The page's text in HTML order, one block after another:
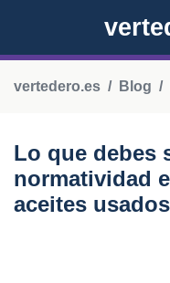
vertedero.es Blog
Lo que debes
normatividad
aceites usados